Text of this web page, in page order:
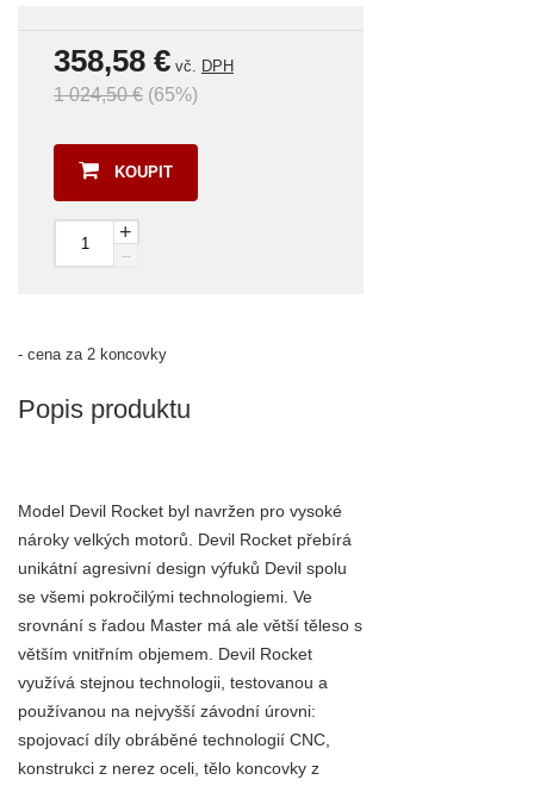
358,58 € vč. DPH
1 024,50 € (65%)
KOUPIT
+
–
- cena za 2 koncovky
Popis produktu
Model Devil Rocket byl navržen pro vysoké
nároky velkých motorů. Devil Rocket přebírá
unikátní agresivní design výfuků Devil spolu
se všemi pokročilými technologiemi. Ve
srovnání s řadou Master má ale větší těleso s
větším vnitřním objemem. Devil Rocket
využívá stejnou technologii, testovanou a
používanou na nejvyšší závodní úrovni:
spojovací díly obráběné technologií CNC,
konstrukci z nerez oceli, tělo koncovky z